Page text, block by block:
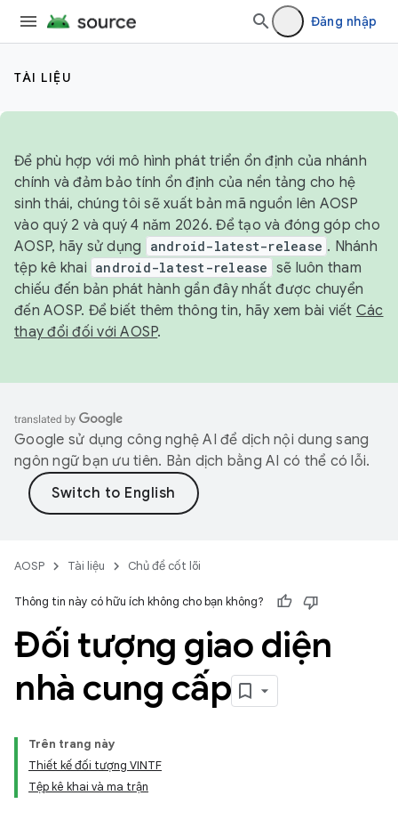
Đăng nhập
TÀI LIỆU
Để phù hợp với mô hình phát triển ổn định của nhánh
chính và đảm bảo tính ổn định của nền tảng cho hệ
sinh thái, chúng tôi sẽ xuất bản mã nguồn lên AOSP
vào quý 2 và quý 4 năm 2026. Để tạo và đóng góp cho
AOSP, hãy sử dụng
android-latest-release . Nhánh
tệp kê khai android-latest-release sẽ luôn tham
chiếu đến bản phát hành gần đây nhất được chuyển
đến AOSP. Để biết thêm thông tin, hãy xem bài viết Các
thay đổi đối với AOSP.
Google sử dụng công nghệ AI để dịch nội dung sang
ngôn ngữ bạn ưu tiên. Bản dịch bằng AI có thể có lỗi.
AOSP Tài liệu Chủ đề cốt lõi
Thông tin này có hữu ích không cho bạn không?
Đối tượng giao diện
nhà cung cấp
Trên trang này
Thiết kế đối tượng VINTF
Tệp kê khai và ma trận